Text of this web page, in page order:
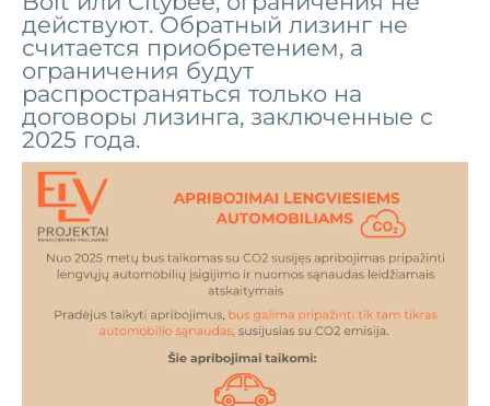
действуют. Обратный лизинг не
считается приобретением, а
ограничения будут
распространяться только на
договоры лизинга, заключенные с
2025 года.